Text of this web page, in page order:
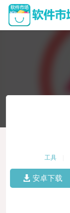
工具
安卓下载